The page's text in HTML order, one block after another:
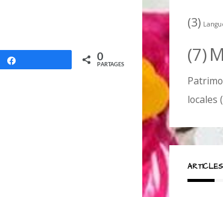
0
PARTAGES
(3)
(7)
locales